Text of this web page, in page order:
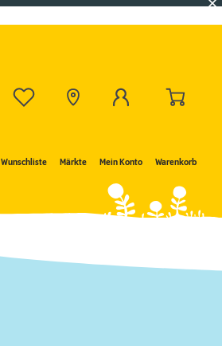
Wunschliste Märkte Mein Konto Warenkorb